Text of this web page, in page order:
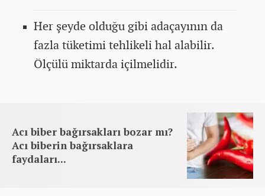
Her şeyde olduğu gibi adaçayının da
fazla tüketimi tehlikeli hal alabilir.
Ölçülü miktarda içilmelidir.
Acı biber bağırsakları bozar mı?
Acı biberin bağırsaklara
faydaları...